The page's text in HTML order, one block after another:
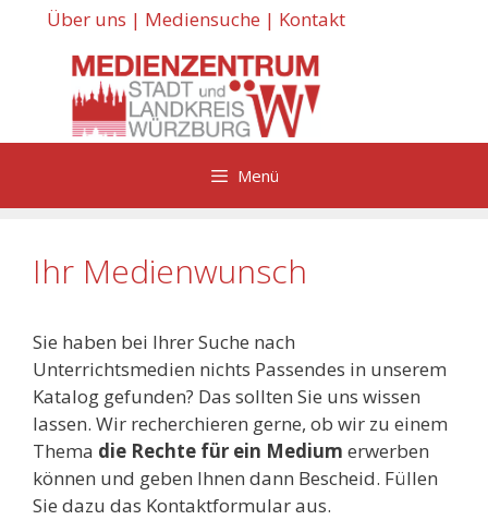
Über uns | Mediensuche | Kontakt
Menü
Ihr Medienwunsch
Sie haben bei Ihrer Suche nach
Unterrichtsmedien nichts Passendes in unserem
Katalog gefunden? Das sollten Sie uns wissen
lassen. Wir recherchieren gerne, ob wir zu einem
Thema die Rechte für ein Medium erwerben
können und geben Ihnen dann Bescheid. Füllen
Sie dazu das Kontaktformular aus.